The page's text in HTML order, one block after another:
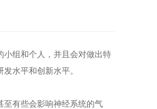
小组和个人，并且会对做出特
水平和创新水平。
有些会影响神经系统的气